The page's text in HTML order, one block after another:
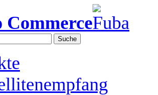
Commerce
Suche